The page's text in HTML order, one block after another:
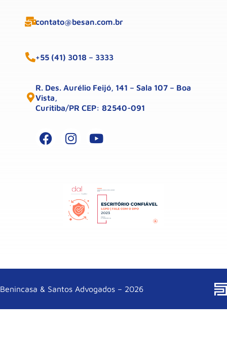
contato@besan.com.br
+55 (41) 3018 – 3333
R. Des. Aurélio Feijó, 141 – Sala 107 – Boa
Vista,
Curitiba/PR CEP: 82540-091
Benincasa & Santos Advogados – 2026